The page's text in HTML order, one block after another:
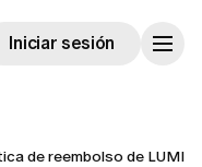
Iniciar sesión
de reembolso de LUMI